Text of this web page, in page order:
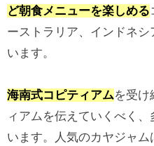
ど朝食メニューを楽しめる
ーストラリア、インドネ
います。
海南式コピティアムを受け
ィアムを伝えていくべく
います。人気のカヤジャム